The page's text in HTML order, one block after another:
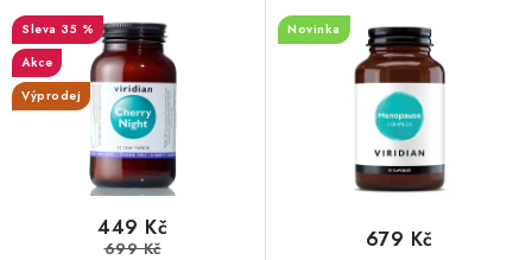
d
u
k
t
o
d
u
k
35 %
Akce
Výprodej
449 Kč
699 Kč
menopauzy
Novinka
679 Kč